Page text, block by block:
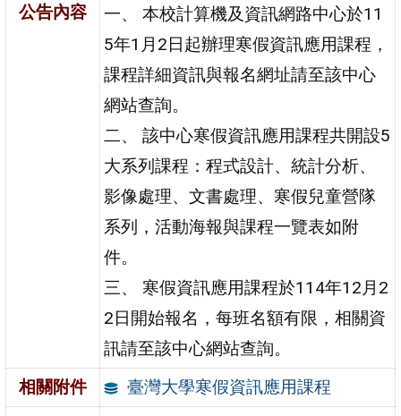
公告內容
一、 本校計算機及資訊網路中心於11
5年1月2日起辦理寒假資訊應用課程，
課程詳細資訊與報名網址請至該中心
網站查詢。
二、 該中心寒假資訊應用課程共開設5
大系列課程：程式設計、統計分析、
影像處理、文書處理、寒假兒童營隊
系列，活動海報與課程一覽表如附
件。
三、 寒假資訊應用課程於114年12月2
2日開始報名，每班名額有限，相關資
訊請至該中心網站查詢。
相關附件
臺灣大學寒假資訊應用課程